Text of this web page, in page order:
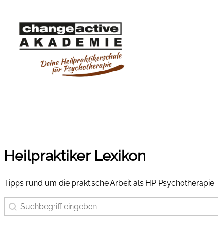
Heilpraktiker Lexikon
Tipps rund um die praktische Arbeit als HP Psychotherapie
Suchbegriff eingeben